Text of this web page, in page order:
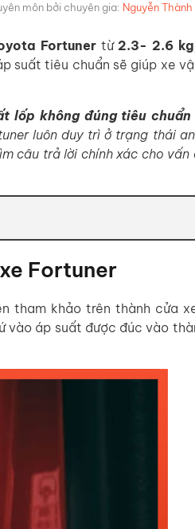
môn bởi chuyên gia: Nguyễn Thành
Fortunertừ 2.3- 2.6
suất tiêu chuẩn sẽ giúp xe
lốp không đúng tiêu chuẩn
luôn duy trì ở trạng thái
câu trả lời chính xác cho vấn
Fortuner
tham khảo trên thành cửa
vào áp suất được đúc vào